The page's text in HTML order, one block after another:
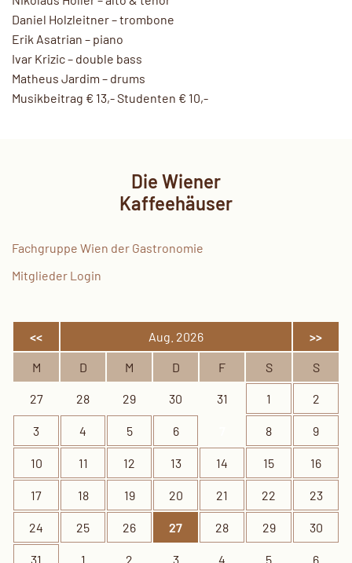
Daniel Holzleitner – trombone
Erik Asatrian – piano
Ivar Krizic – double bass
Matheus Jardim – drums
Musikbeitrag € 13,- Studenten € 10,-
Die Wiener
Kaffeehäuser
Fachgruppe Wien der Gastronomie
Mitglieder Login
<< Aug. 2026 >>
M D M D F S S
27 28 29 30 31 1 2
3 4 5 6 8 9
10 11 12 13 14 15 16
17 18 19 20 21 22 23
24 25 26 27 28 29 30
31 1 2 3 4 5 6